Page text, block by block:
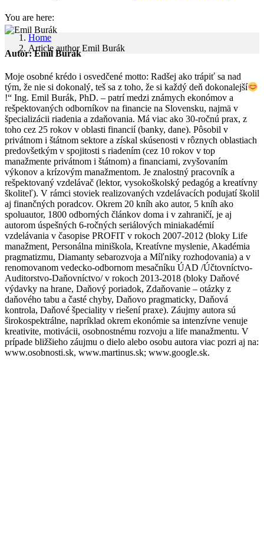
You are here:
Home
Article author Emil Burák
Autor:Emil Burák
Moje osobné krédo i osvedčené motto: Radšej ako trápiť sa nad
tým, že nie si dokonalý, teš sa z toho, že si každý deň dokonalejší
!“ Ing. Emil Burák, PhD. – patrí medzi známych ekonómov a
rešpektovaných odborníkov na financie na Slovensku, najmä v
špecializácii riadenia a zdaňovania. Má viac ako 30-ročnú prax, z
toho cez 25 rokov v oblasti financií (banky, dane). Pôsobil v
privátnom i štátnom sektore a získal skúsenosti v rôznych oblastiach
predovšetkým v spojitosti s riadením (cez 10 rokov v top
manažmente privátnom i štátnom) a financiami, zvyšovaním
výkonov a krízovým manažmentom. Je znalostný pracovník a
rešpektovaný vzdelávač (lektor, vysokoškolský pedagóg a kreatívny
školiteľ). V rámci stoviek realizovaných vzdelávacích podujatí školil
aj finančných poradcov. Okrem 20 kníh ako autor, 5 kníh ako
spoluautor, 1800 odborných článkov doma i v zahraničí, je aj
autorom úspešných 6-ročných seriálových miniakadémií
vzdelávania v časopise PROFIT v rokoch 2007-2012 (bloky Life
manažment, Personálna miniškola, Kreatívne myslenie, Akadémia
pragmatizmu, Diamanty sebarozvoja a Míľniky rozhodovania) a v
renomovanom vedecko-odbornom mesačníku ÚAD /Účtovníctvo-
Auditorstvo-Daňovníctvo/ v rokoch 2013-2018 (bloky Daňové
výdavky na hrane, Daňový poriadok, Zdaňovanie – otázky z
daňového tabu a časté chyby, Daňovo pragmaticky, Daňová
kontrola, Daňové špeciality v riešení praxe). Záujmy autora sú
širokospektrálne, napríklad okrem ekonómie sa intenzívne venuje
kreativite, motivácii, osobnostnému rozvoju a life manažmentu. V
prípade bližšieho záujmu o dielo alebo osobu autora viac pozri aj na:
www.osobnosti.sk, www.martinus.sk; www.google.sk.